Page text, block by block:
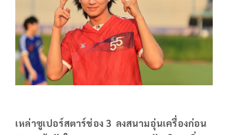
เหล่าซูเปอร์สตาร์ช่อง 3 ลงสนามอุ่นเครื่องก่อน